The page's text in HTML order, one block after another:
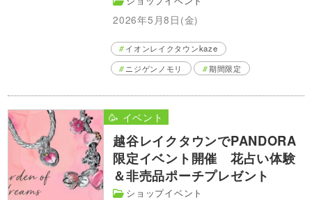
2026年5月8日(金)
イオンレイクタウンkaze
ニジゲンノモリ
期間限定
越谷レイクタウンでPANDORA
限定イベント開催 花占い体験
＆非売品ポーチプレゼント
ショップイベント
🥳 イベント